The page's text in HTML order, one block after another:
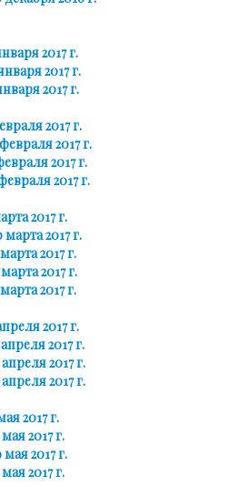
2017 г.
2017 г.
2017 г.
2017 г.
2017 г.
2017 г.
2017 г.
2017 г.
2017 г.
2017 г.
2017 г.
2017 г.
2017 г.
2017 г.
2017 г.
2017 г.
2017 г.
2017 г.
2017 г.
2017 г.